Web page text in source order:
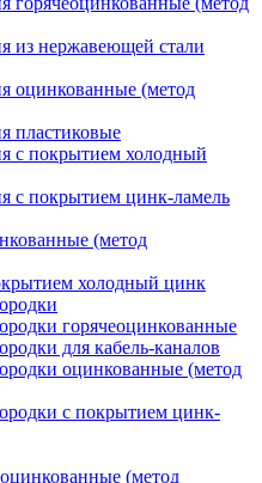
из нержавеющей стали
оцинкованные (метод
пластиковые
с покрытием холодный
с покрытием цинк-ламель
(метод
холодный цинк
горячеоцинкованные
для кабель-каналов
оцинкованные (метод
с покрытием цинк-
(метод